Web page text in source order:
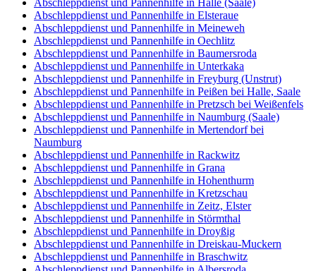
Abschleppdienst und Pannenhilfe in Halle (Saale)
Abschleppdienst und Pannenhilfe in Elsteraue
Abschleppdienst und Pannenhilfe in Meineweh
Abschleppdienst und Pannenhilfe in Oechlitz
Abschleppdienst und Pannenhilfe in Baumersroda
Abschleppdienst und Pannenhilfe in Unterkaka
Abschleppdienst und Pannenhilfe in Freyburg (Unstrut)
Abschleppdienst und Pannenhilfe in Peißen bei Halle, Saale
Abschleppdienst und Pannenhilfe in Pretzsch bei Weißenfels
Abschleppdienst und Pannenhilfe in Naumburg (Saale)
Abschleppdienst und Pannenhilfe in Mertendorf bei
Naumburg
Abschleppdienst und Pannenhilfe in Rackwitz
Abschleppdienst und Pannenhilfe in Grana
Abschleppdienst und Pannenhilfe in Hohenthurm
Abschleppdienst und Pannenhilfe in Kretzschau
Abschleppdienst und Pannenhilfe in Zeitz, Elster
Abschleppdienst und Pannenhilfe in Störmthal
Abschleppdienst und Pannenhilfe in Droyßig
Abschleppdienst und Pannenhilfe in Dreiskau-Muckern
Abschleppdienst und Pannenhilfe in Braschwitz